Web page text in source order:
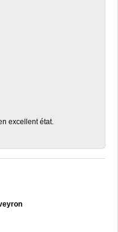
excellent état.